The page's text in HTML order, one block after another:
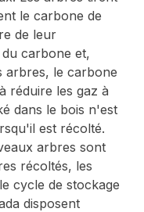
le carbone de
de leur
carbone et,
arbres, le carbone
réduire les gaz à
dans le bois n'est
est récolté.
arbres sont
récoltés, les
cycle de stockage
disposent